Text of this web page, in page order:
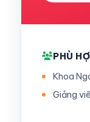
PHÙ
Khoa
Giảng